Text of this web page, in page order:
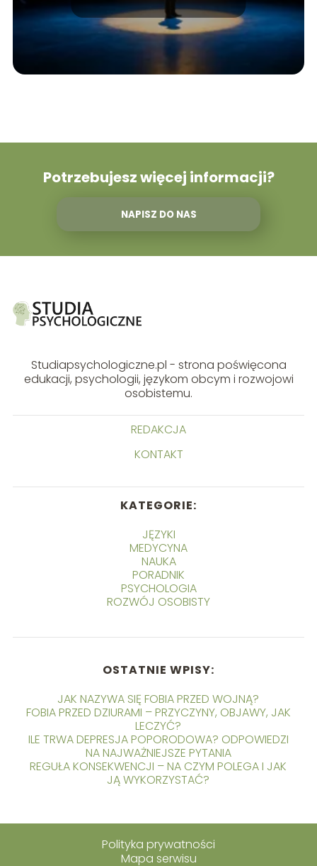
Potrzebujesz więcej informacji?
NAPISZ DO NAS
Studiapsychologiczne.pl - strona poświęcona
edukacji, psychologii, językom obcym i rozwojowi
osobistemu.
REDAKCJA
KONTAKT
KATEGORIE:
JĘZYKI
MEDYCYNA
NAUKA
PORADNIK
PSYCHOLOGIA
ROZWÓJ OSOBISTY
OSTATNIE WPISY:
JAK NAZYWA SIĘ FOBIA PRZED WOJNĄ?
FOBIA PRZED DZIURAMI – PRZYCZYNY, OBJAWY, JAK
LECZYĆ?
ILE TRWA DEPRESJA POPORODOWA? ODPOWIEDZI
NA NAJWAŻNIEJSZE PYTANIA
REGUŁA KONSEKWENCJI – NA CZYM POLEGA I JAK
JĄ WYKORZYSTAĆ?
Polityka prywatności
Mapa serwisu